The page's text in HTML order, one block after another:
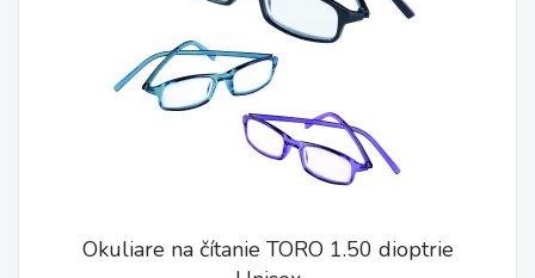
Okuliare na čítanie TORO 1.50 dioptrie